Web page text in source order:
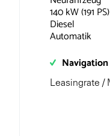
140 kW (191 PS)
Diesel
Automatik
Leasingrate /